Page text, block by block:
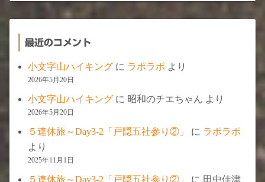
最近のコメント
小文字山ハイキング に ラポラポ より
2026年5月20日
小文字山ハイキング に 昭和のチエちゃん より
2026年5月20日
５連休旅～Day3-2「戸隠五社参り②」 に ラポラポ
より
2025年11月1日
５連休旅～Day3-2「戸隠五社参り②」 に 田中佳津